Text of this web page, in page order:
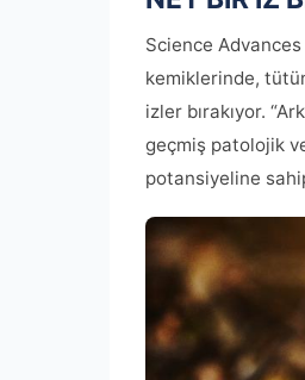
Science
kemiklerinde,
izler bırakıyor.
geçmiş patolojik
potansiyeline